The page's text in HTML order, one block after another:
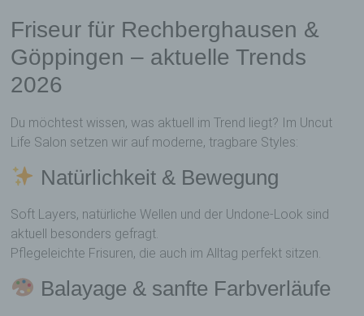
Friseur für Rechberghausen &
Göppingen – aktuelle Trends
2026
Du möchtest wissen, was aktuell im Trend liegt? Im Uncut
Life Salon setzen wir auf moderne, tragbare Styles:
Natürlichkeit & Bewegung
Soft Layers, natürliche Wellen und der Undone-Look sind
aktuell besonders gefragt.
Pflegeleichte Frisuren, die auch im Alltag perfekt sitzen.
Balayage & sanfte Farbverläufe